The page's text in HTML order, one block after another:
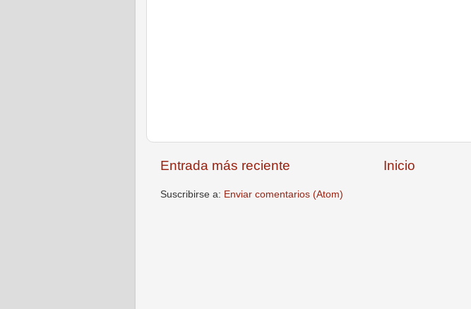
Entrada más reciente Inicio
Suscribirse a: Enviar comentarios (Atom)